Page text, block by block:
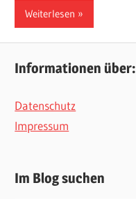
Weiterlesen
Informationen über:
Datenschutz
Impressum
Im Blog suchen